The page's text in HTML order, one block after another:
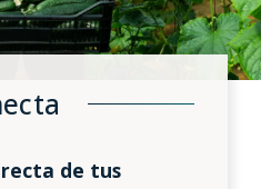
de tus